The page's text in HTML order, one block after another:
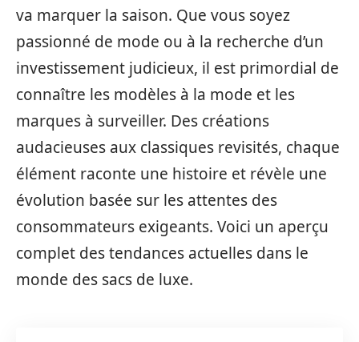
va marquer la saison. Que vous soyez
passionné de mode ou à la recherche d’un
investissement judicieux, il est primordial de
connaître les modèles à la mode et les
marques à surveiller. Des créations
audacieuses aux classiques revisités, chaque
élément raconte une histoire et révèle une
évolution basée sur les attentes des
consommateurs exigeants. Voici un aperçu
complet des tendances actuelles dans le
monde des sacs de luxe.